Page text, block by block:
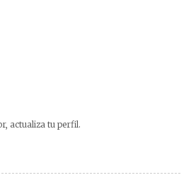
actualiza tu perfil.